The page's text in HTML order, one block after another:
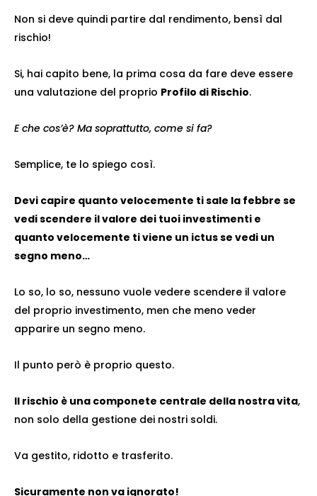
Non si deve quindi partire dal rendimento, bensì dal
rischio!
Si, hai capito bene, la prima cosa da fare deve essere
una valutazione del proprio Profilo di Rischio.
E che cos’è? Ma soprattutto, come si fa?
Semplice, te lo spiego così.
Devi capire quanto velocemente ti sale la febbre se
vedi scendere il valore dei tuoi investimenti e
quanto velocemente ti viene un ictus se vedi un
segno meno…
Lo so, lo so, nessuno vuole vedere scendere il valore
del proprio investimento, men che meno veder
apparire un segno meno.
Il punto però è proprio questo.
Il rischio è una componete centrale della nostra vita,
non solo della gestione dei nostri soldi.
Va gestito, ridotto e trasferito.
Sicuramente non va ignorato!